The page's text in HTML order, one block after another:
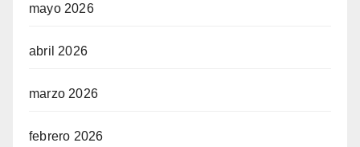
mayo 2026
abril 2026
marzo 2026
febrero 2026